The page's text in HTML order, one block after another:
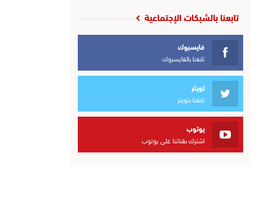
تابعنا بالشبكات الإجتماعية
فايسبوك
تابعنا بالفايسبوك
تويتر
تابعنا بتويتر
يوتوب
اشترك بقناتنا على يوتوب